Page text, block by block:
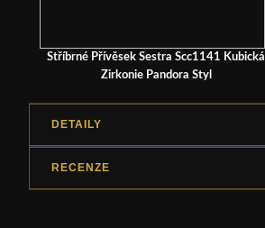
Stříbrné Přívěsek Sestra Scc1141 Kubická
Zirkonie Pandora Styl
DETAILY
RECENZE